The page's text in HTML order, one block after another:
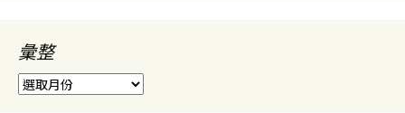
彙整
彙
整